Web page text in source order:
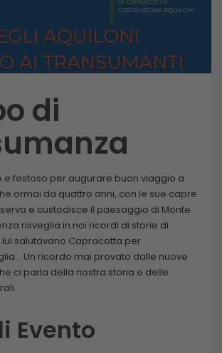
di
e festoso per augurare buon viaggio a
ormai da quattro anni, con le sue capre
e custodisce il paesaggio di Monte
risveglia in noi ricordi di storie di
salutavano Capracotta per
Un ricordo mai provato dalle nuove
ci parla della nostra storia e delle
Evento